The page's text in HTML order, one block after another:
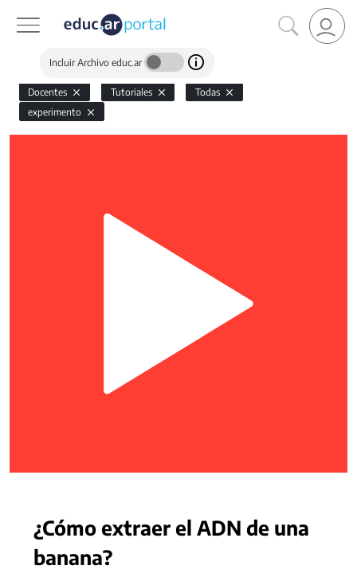
Incluir Archivo educ.ar
Docentes Tutoriales
Todas
experimento
¿Cómo extraer el ADN de una
banana?